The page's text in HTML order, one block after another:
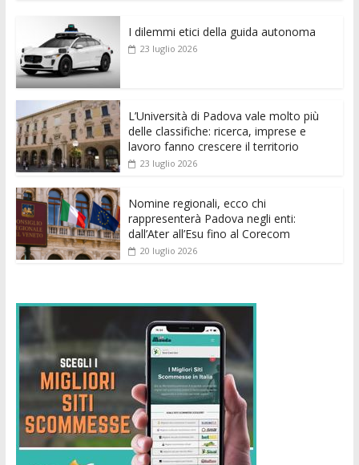
e
b
o
o
k
itt
er
ai
l s
p
ss
e
er
di e di
I dilemmi etici della guida autonoma
23 luglio 2026
L’Università di Padova vale molto più
delle classifiche: ricerca, imprese e
lavoro fanno crescere il territorio
23 luglio 2026
Nomine regionali, ecco chi
rappresenterà Padova negli enti:
dall’Ater all’Esu fino al Corecom
20 luglio 2026